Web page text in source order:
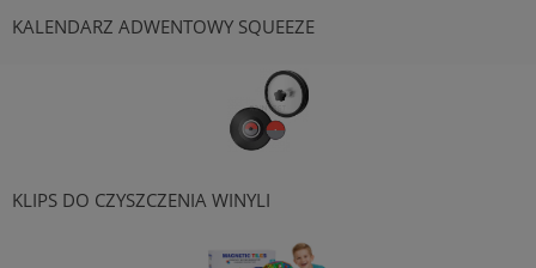
KALENDARZ ADWENTOWY SQUEEZE
KLIPS DO CZYSZCZENIA WINYLI